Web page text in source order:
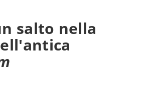
salto nella